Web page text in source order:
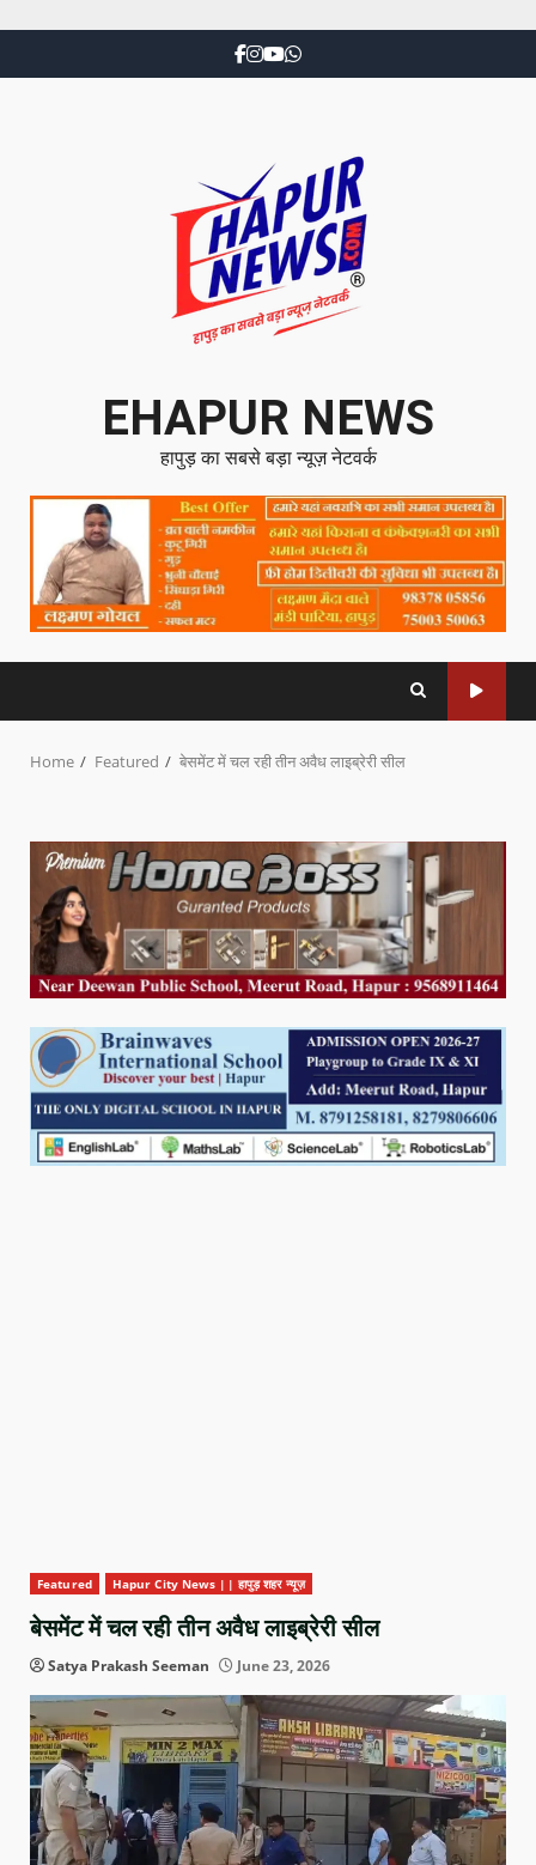
EHAPUR NEWS
हापुड़ का सबसे बड़ा न्यूज़ नेटवर्क
Home Featured बेसमेंट में चल रही तीन अवैध लाइब्रेरी सील
Featured Hapur City News || हापुड़ शहर न्यूज़
बेसमेंट में चल रही तीन अवैध लाइब्रेरी सील
Satya Prakash Seeman June 23, 2026